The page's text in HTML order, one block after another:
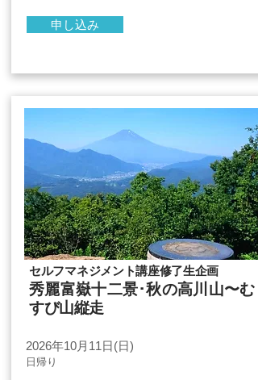
申し込み
セルフマネジメント講座修了生企画
秀麗富嶽十二景･秋の高川山〜む
すび山縦走
2026年10月11日(日)
​日帰り